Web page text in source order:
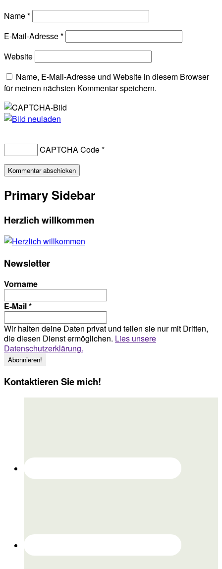
Name*
E-Mail-Adresse*
Website
Name, E-Mail-Adresse und Website in diesem Browser
für meinen nächsten Kommentar speichern.
CAPTCHA Code*
Primary Sidebar
Herzlich willkommen
Newsletter
Vorname
E-Mail*
Wir halten deine Daten privat und teilen sie nur mit Dritten,
die diesen Dienst ermöglichen. Lies unsere
Datenschutzerklärung.
Kontaktieren Sie mich!